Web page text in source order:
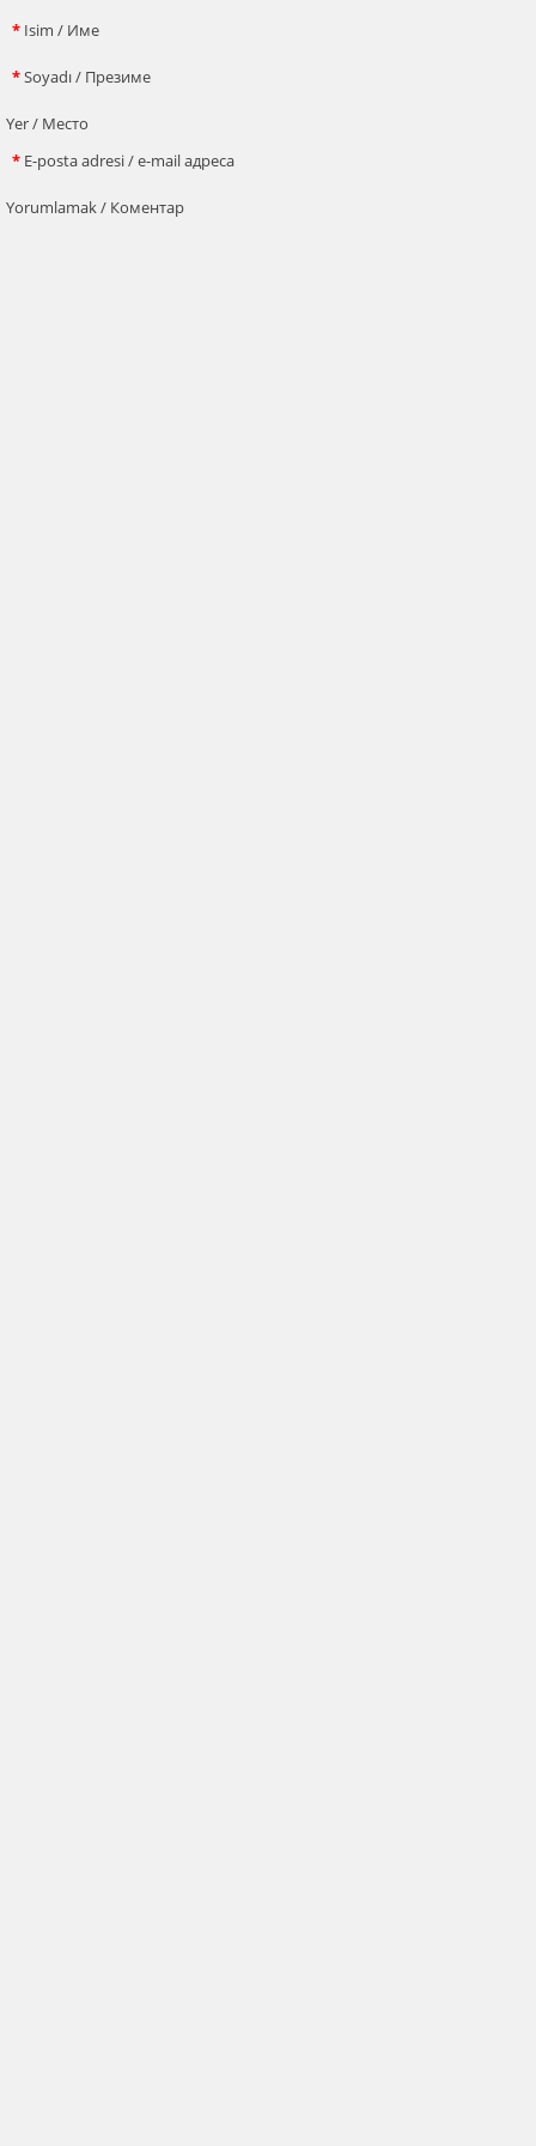
* Isim / Име
*Soyadı / Презиме
Yer / Место
* E-posta adresi / e-mail адреса
Yorumlamak / Коментар